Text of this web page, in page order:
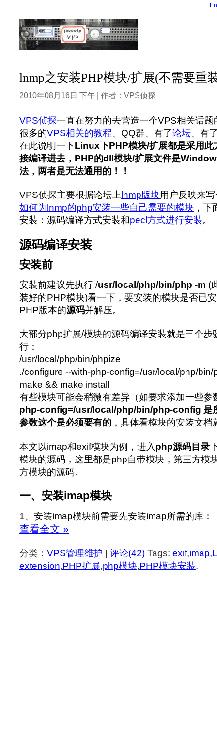
lnmp之安装PHP模块/扩展(不需要重
2010年08月16日 下午 | 作者：VPS侦探
VPS侦探一直在努力的去营造一个VPS相关话
很多的VPS相关的教程、QQ群、有了论坛、有
在此说明一下Linux下PHP模块/扩展都是采用
接编译进去，PHP的dll模块/扩展文件是
法，两者是无法通用的！！
VPS侦探主要根据论坛上 lnmp版块用户反映来
如何为lnmp的php安装一些自己需要的模块 ，
安装：源码编译方式安装和pecl方式进行安装。
源码编译安装
安装前
安装前建议先执行 /usr/local/php/bin/php -m (
装好的PHP模块)看一下，要安装的模块是否已
PHP版本的源码并解压。
大部分php扩展/模块的源码编译安装就是三个步
行：
/usr/local/php/bin/phpize
./configure --with-php-config=/usr/local/php/bin/
make && make install
有些模块可能会稍微有差异（如要求添加一些参
php-config=/usr/local/php/bin/php-config 是
参数这个是必须要有的 ，具体看模块的安装文档
本文以imap和exif模块为例，进入 php源码目录
模块的源码，这里都是php自带模块，第三方模
方模块的源码。
一、安装imap模块
1、安装imap模块前需要先安装imap所需的库：
查看全文 »
分类： VPS管理维护 | 评论(42) Tags: exif,imap,
extension,PHP扩展,php模块,PHP模块安装.